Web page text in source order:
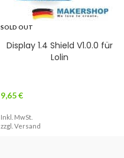
SOLD OUT
Display 1.4 Shield V1.0.0 für
Lolin
9,65€
Inkl. MwSt.
zzgl. Versand